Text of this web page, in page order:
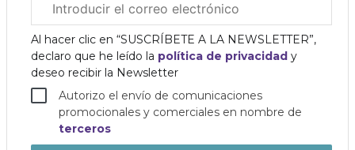
electrónico
corporativo
Al hacer clic en “SUSCRÍBETE A LA NEWSLETTER”,
declaro que he leído la política de privacidad y
deseo recibir la Newsletter
Autorizo el envío de comunicaciones
promocionales y comerciales en nombre de
terceros